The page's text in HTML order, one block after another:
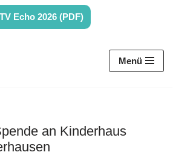
Echo 2026 (PDF)
Menü
an Kinderhaus